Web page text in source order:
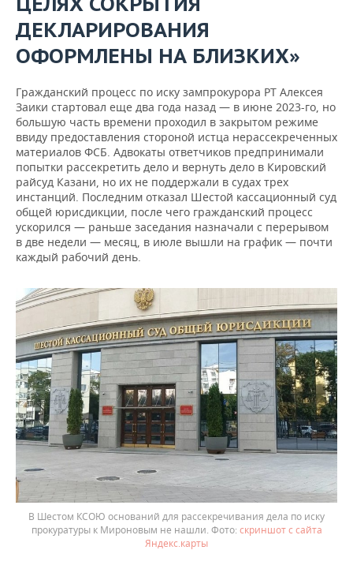
ДЕКЛАРИРОВАНИЯ
ОФОРМЛЕНЫ НА БЛИЗКИХ»
Гражданский процесс по иску зампрокурора РТ Алексея
Заики стартовал еще два года назад — в июне 2023-го, но
большую часть времени проходил в закрытом режиме
ввиду предоставления стороной истца нерассекреченных
материалов ФСБ. Адвокаты ответчиков предпринимали
попытки рассекретить дело и вернуть дело в Кировский
райсуд Казани, но их не поддержали в судах трех
инстанций. Последним отказал Шестой кассационный суд
общей юрисдикции, после чего гражданский процесс
ускорился — раньше заседания назначали с перерывом
в две недели — месяц, в июле вышли на график — почти
каждый рабочий день.
В Шестом КСОЮ оснований для рассекречивания дела по иску
прокуратуры к Мироновым не нашли.
скриншот с сайта
Яндекс.карты